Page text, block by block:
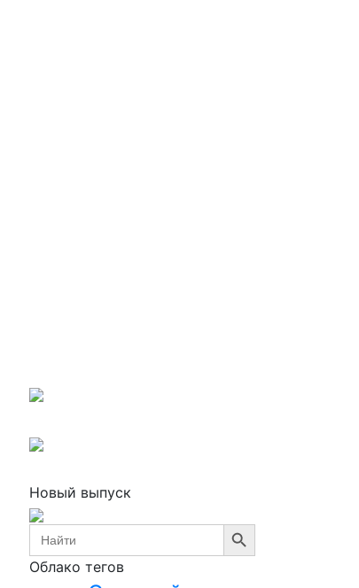
Новый выпуск
Search
for:
Search Button
Облако тегов